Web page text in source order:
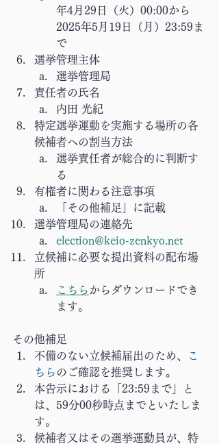
年4月29日（火）00:00から
2025年5月19日（月）23:59ま
で
選挙管理主体
選挙管理局
責任者の氏名
内田 光紀
特定選挙運動を実施する場所の各
候補者への割当方法
選挙責任者が総合的に判断す
る
有権者に関わる注意事項
「その他補足」に記載
選挙管理局の連絡先
election@keio-zenkyo.net
立候補に必要な提出資料の配布場
所
こちら からダウンロードでき
ます。
その他補足
不備のない立候補届出のため、
こ
ちら のご確認を推奨します。
本告示における「23:59まで」と
は、59分00秒時点までといたしま
す。
候補者又はその選挙運動員が、特